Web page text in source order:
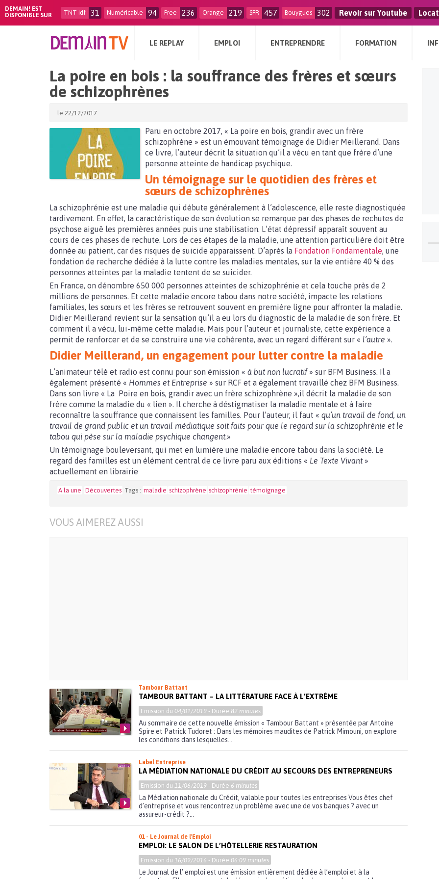
DEMAIN! EST
DISPONIBLE SUR
TNT idf 31 Numéricable 94 Free 236 Orange 219 SFR 457 Bouygues 302 Revoir sur Youtube
LE REPLAY EMPLOI ENTREPRENDRE FORMATION
La poire en bois : la souffrance des frères et sœurs
de schizophrènes
le 22/12/2017
Paru en octobre 2017, « La poire en bois, grandir avec un frère
schizophrène » est un émouvant témoignage de Didier Meillerand. Dans
ce livre, l’auteur décrit la situation qu’il a vécu en tant que frère d’une
personne atteinte de handicap psychique.
Un témoignage sur le quotidien des frères et
sœurs de schizophrènes
La schizophrénie est une maladie qui débute généralement à l’adolescence, elle reste diagnostiquée
tardivement. En effet, la caractéristique de son évolution se remarque par des phases de rechutes de
psychose aiguë les premières années puis une stabilisation. L’état dépressif apparaît souvent au
cours de ces phases de rechute. Lors de ces étapes de la maladie, une attention particulière doit être
donnée au patient, car des risques de suicide apparaissent. D’après la Fondation Fondamentale, une
fondation de recherche dédiée à la lutte contre les maladies mentales, sur la vie entière 40 % des
personnes atteintes par la maladie tentent de se suicider.
En France, on dénombre 650 000 personnes atteintes de schizophrénie et cela touche près de 2
millions de personnes. Et cette maladie encore tabou dans notre société, impacte les relations
familiales, les sœurs et les frères se retrouvent souvent en première ligne pour affronter la maladie.
Didier Meillerand revient sur la sensation qu’il a eu lors du diagnostic de la maladie de son frère. Et
comment il a vécu, lui-même cette maladie. Mais pour l’auteur et journaliste, cette expérience a
permit de renforcer et de se construire une vie cohérente, avec un regard différent sur « l’autre ».
Didier Meillerand, un engagement pour lutter contre la maladie
L’animateur télé et radio est connu pour son émission « à but non lucratif» sur BFM Business. Il a
également présenté « Hommes et Entreprise » sur RCF et a également travaillé chez BFM Business.
Dans son livre « La Poire en bois, grandir avec un frère schizophrène »,il décrit la maladie de son
frère comme la maladie du « lien ». Il cherche à déstigmatiser la maladie mentale et à faire
reconnaître la souffrance que connaissent les familles. Pour l’auteur, il faut « qu’un travail de fond, un
travail de grand public et un travail médiatique soit faits pour que le regard sur la schizophrénie et le
tabou qui pèse sur la maladie psychique changent.»
Un témoignage bouleversant, qui met en lumière une maladie encore tabou dans la société. Le
regard des familles est un élément central de ce livre paru aux éditions « Le Texte Vivant »
actuellement en librairie
A la une Découvertes Tags : maladie schizophrène schizophrénie témoignage
VOUS AIMEREZ AUSSI
Tambour Battant
TAMBOUR BATTANT – LA LITTÉRATURE FACE À L’EXTRÊME
Emission du 04/01/2019 - Durée 82 minutes
Au sommaire de cette nouvelle émission « Tambour Battant » présentée par Antoine
Spire et Patrick Tudoret : Dans les mémoires maudites de Patrick Mimouni, on explore
les conditions dans lesquelles...
Label Entreprise
LA MÉDIATION NATIONALE DU CRÉDIT AU SECOURS DES ENTREPRENEURS
Emission du11/06/2019 - Durée 6 minutes
La Médiation nationale du Crédit, valable pour toutes les entreprises Vous êtes chef
d’entreprise et vous rencontrez un problème avec une de vos banques ? avec un
assureur-crédit ?...
01 - Le Journal de l'Emploi
EMPLOI: LE SALON DE L’HÔTELLERIE RESTAURATION
Emission du16/09/2016 - Durée 06:09 minutes
Le Journal de l’ emploi est une émission entièrement dédiée à l’emploi et à la